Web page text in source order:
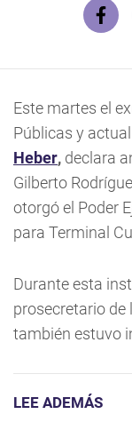
Este martes el
Públicas y
Heber, declara
Gilberto
otorgó el Poder
para Terminal
Durante esta
prosecretario de
también estuvo
LEE ADEMÁS